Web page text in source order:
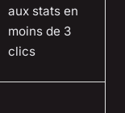
aux stats en
moins de 3
clics